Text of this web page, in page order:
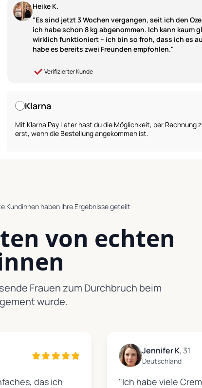
Heike K.
"Es sind jetzt 3 Wochen vergangen, seit ich den
ich habe schon 8 kg abgenommen. Ich kann kaum
wirklich funktioniert – ich bin so froh, dass ich es
habe es bereits zwei Freunden empfohlen."
Verifizierter Kunde
Klarna
Mit Klarna Pay Later hast du die Möglichkeit, per Rechnung
erst, wenn die Bestellung angekommen ist.
Kundinnen haben ihre Ergebnisse geteilt
von echten
Frauen zum Durchbruch beim
wurde.
das ich
Jennifer K, 31
Deutschland
"Ich habe viele